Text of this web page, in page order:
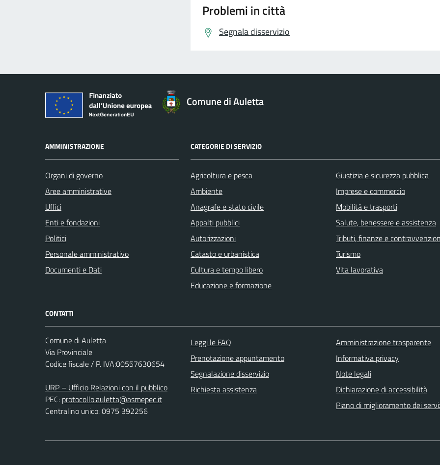
Problemi in città
Segnala disservizio
Comune di Auletta
AMMINISTRAZIONE
Organi di governo
Aree amministrative
Uffici
Enti e fondazioni
Politici
Personale amministrativo
Documenti e Dati
CATEGORIE DI SERVIZIO
Agricoltura e pesca
Ambiente
Anagrafe e stato civile
Appalti pubblici
Autorizzazioni
Catasto e urbanistica
Cultura e tempo libero
Educazione e formazione
Giustizia e sicurezza pubblica
Imprese e commercio
Mobilità e trasporti
Salute, benessere e assistenza
Tributi, finanze e
Turismo
Vita lavorativa
CONTATTI
Comune di Auletta
Via Provinciale
Codice fiscale / P. IVA:00557630654
URP – Ufficio Relazioni con il pubblico
PEC: protocollo.auletta@asmepec.it
Centralino unico: 0975 392256
Leggi le FAQ
Prenotazione appuntamento
Segnalazione disservizio
Richiesta assistenza
Amministrazione trasparente
Informativa privacy
Note legali
Dichiarazione di accessibilità
Piano di miglioramento dei